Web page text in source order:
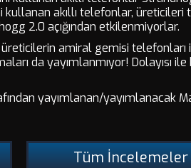
akıllı telefonlar, üreticileri
2.0 açığından etkilenmiyorlar.
amiral gemisi telefonları
da yayımlanmıyor! Dolayısı ile
yayımlanan/yayımlanacak
Tüm İncelemeler